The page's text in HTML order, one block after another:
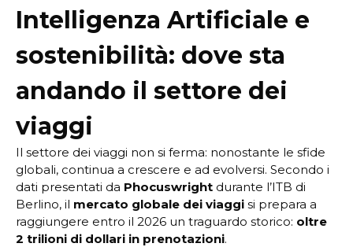
Intelligenza Artificiale e
sostenibilità: dove sta
andando il settore dei
viaggi
Il settore dei viaggi non si ferma: nonostante le sfide
globali, continua a crescere e ad evolversi. Secondo i
dati presentati da Phocuswright durante l’ITB di
Berlino, il mercato globale dei viaggi si prepara a
raggiungere entro il 2026 un traguardo storico: oltre
2 trilioni di dollari in prenotazioni.